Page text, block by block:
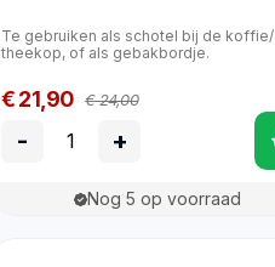
Te gebruiken als schotel bij de koffie/
theekop, of als gebakbordje.
€ 21,90 € 24,00
- +
Nog 5 op voorraad